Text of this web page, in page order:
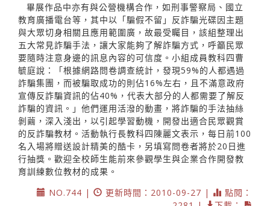
畢展作品中亦有與公營機構合作，如刑事警察局、國立
教育廣播電台等，其中以「騙假不留」反詐騙光碟因主題
與大眾切身相關且應用範圍廣，故最受矚目，該組整理出
五大常見詐騙手法，讓大家能夠了解詐騙方式，呼籲民眾
要隨時注意身邊的訊息內容的可信度。小組成員教科四曹
毓庭說：「根據網路問卷調查統計，發現59%的人都遇過
詐騙集團，而被騙取成功的則佔16%左右，且不滿意政府
宣傳反詐騙資訊的佔40%，代表大部分的人都需要了解反
詐騙的資訊。」他們運用活潑的動畫，將詐騙的手法抽絲
剝繭，深入淺出，以引起學習動機，開發出適合民眾觀賞
的反詐騙教材。活動執行長教科四陳麗文表示，每日前100
名入場將贈送設計精美的酷卡，另填寫問卷者將於20日進
行抽獎。歡迎全校師生能前來參觀學生與企業合作開發教
育訓練數位教材的成果。
NO.744 |
更新時間：2010-09-27 |
點閱：